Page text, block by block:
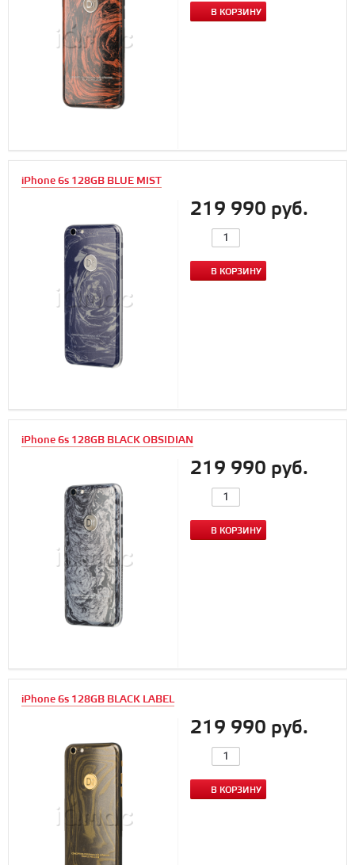
В КОРЗИНУ
iPhone 6s 128GB BLUE MIST
219 990 руб.
В КОРЗИНУ
iPhone 6s 128GB BLACK OBSIDIAN
219 990 руб.
В КОРЗИНУ
iPhone 6s 128GB BLACK LABEL
219 990 руб.
В КОРЗИНУ